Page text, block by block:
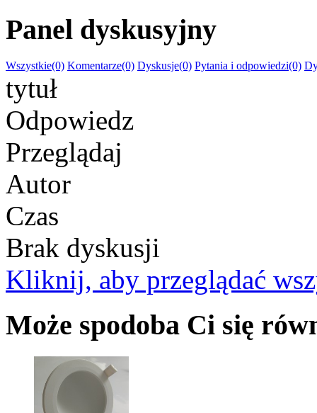
Panel dyskusyjny
Wszystkie(0) Komentarze(0) Dyskusje(0) Pytania i odpowiedzi(0)
tytuł
Odpowiedz
Przeglądaj
Autor
Czas
Brak dyskusji
Kliknij, aby przeglądać
Może spodoba Ci się